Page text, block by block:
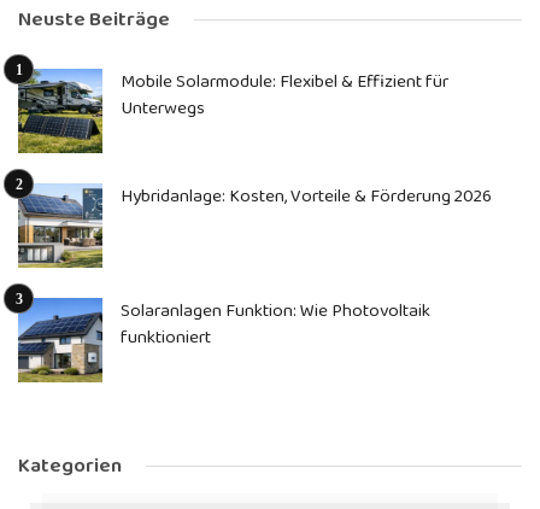
Neuste Beiträge
Mobile Solarmodule: Flexibel & Effizient für
Unterwegs
Hybridanlage: Kosten, Vorteile & Förderung 2026
Solaranlagen Funktion: Wie Photovoltaik
funktioniert
Kategorien